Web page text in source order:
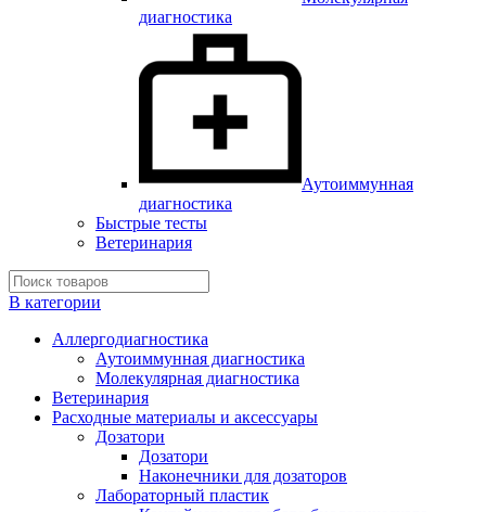
диагностика
Аутоиммунная
диагностика
Быстрые тесты
Ветеринария
В категории
Аллергодиагностика
Аутоиммунная диагностика
Молекулярная диагностика
Ветеринария
Расходные материалы и аксессуары
Дозатори
Дозатори
Наконечники для дозаторов
Лабораторный пластик